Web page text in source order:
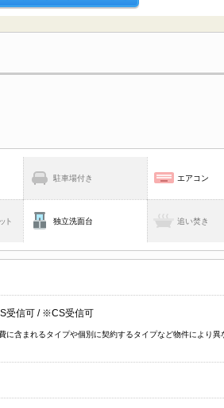
駐車場付き エアコン
ト 独立洗面台 追い焚き
受信可 / ※CS受信可
含まれるタイプや個別に契約するタイプなど物件により異